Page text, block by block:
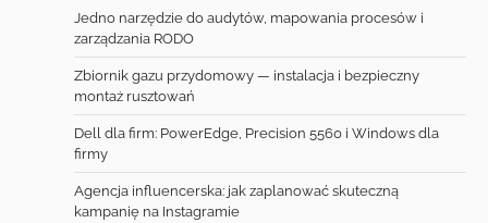
Jedno narzędzie do audytów, mapowania procesów i
zarządzania RODO
Zbiornik gazu przydomowy — instalacja i bezpieczny
montaż rusztowań
Dell dla firm: PowerEdge, Precision 5560 i Windows dla
firmy
Agencja influencerska: jak zaplanować skuteczną
kampanię na Instagramie